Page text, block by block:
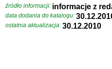
źródło informacji: informacje z
data dodania do katalogu:
ostatnia aktualizacja: 30.12.2010